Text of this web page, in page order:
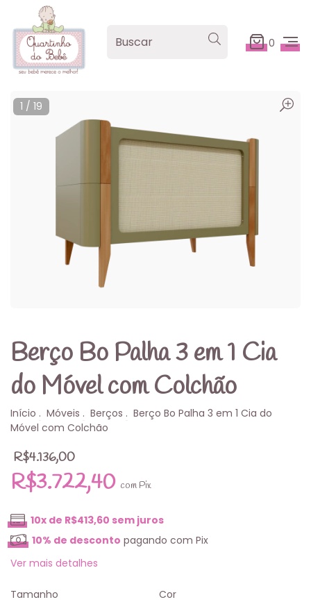
0
Berço Bo Palha 3 em 1 Cia
do Móvel com Colchão
Início . Móveis . Berços . Berço Bo Palha 3 em 1 Cia do
Móvel com Colchão
R$4.136,00
R$3.722,40 com Pix
10x de R$413,60 sem juros
10% de desconto pagando com Pix
Ver mais detalhes
Tamanho Cor
1 / 19